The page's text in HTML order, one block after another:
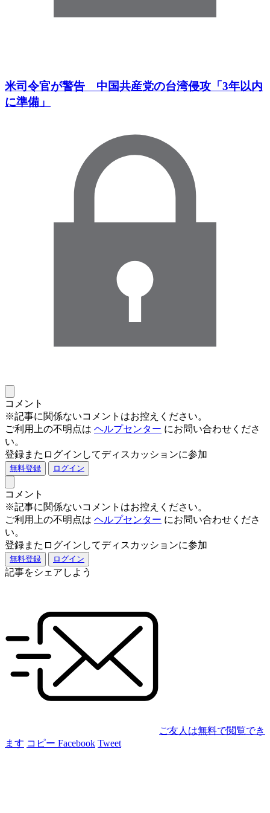
米司令官が警告 中国共産党の台湾侵攻「3年以内
に準備」
コメント
※記事に関係ないコメントはお控えください。
ご利用上の不明点は ヘルプセンター にお問い合わせくださ
い。
登録またログインしてディスカッションに参加
無料登録 ログイン
コメント
※記事に関係ないコメントはお控えください。
ご利用上の不明点は ヘルプセンター にお問い合わせくださ
い。
登録またログインしてディスカッションに参加
無料登録 ログイン
記事をシェアしよう
ご友人は無料で閲覧でき
ます コピー Facebook Tweet